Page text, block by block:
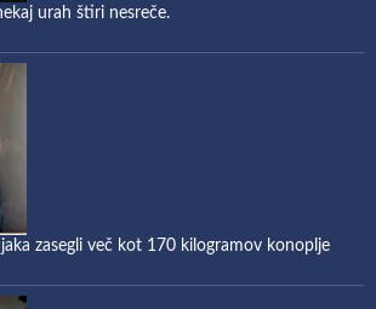
urah štiri nesreče.
zasegli več kot 170 kilogramov konoplje